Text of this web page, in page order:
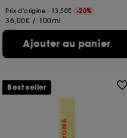
Prix d'origine : 13,50€ -20%
36,00€ / 100ml
Ajouter au panier
Best seller